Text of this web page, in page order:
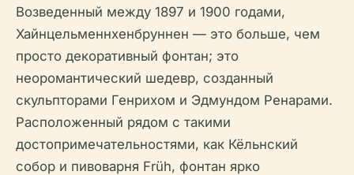
Возведенный между 1897 и 1900 годами,
Хайнцельменнхенбруннен — это больше, чем
просто декоративный фонтан; это
неоромантический шедевр, созданный
скульпторами Генрихом и Эдмундом Ренарами.
Расположенный рядом с такими
достопримечательностями, как Кёльнский
собор и пивоварня Früh, фонтан ярко